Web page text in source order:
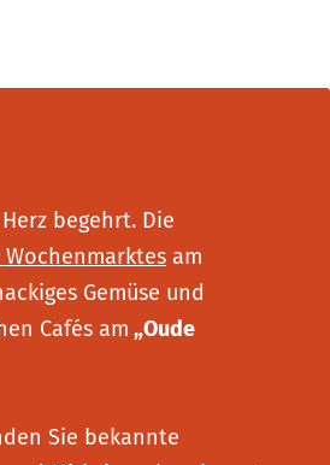
begehrt. Die
Wochenmarktes am
Gemüse und
Cafés am „Oude
Sie bekannte